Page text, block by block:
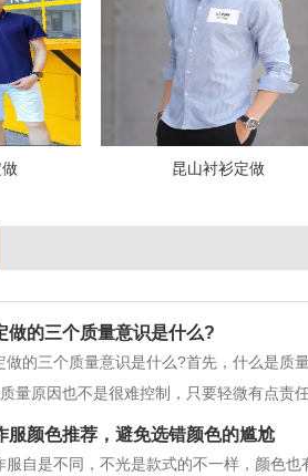
昆山衬衫定做
做的三个质量意识是什么?
的三个质量意识是什么?首先，什么是质
量原因也不是很难控制，只要轻微有点
做的互检意识。对于上道工序或车间流
产，对查到上工序或车间的质
服颜色推荐，避免选错颜色的尴尬
自是不同，不光是款式的不一样，颜色